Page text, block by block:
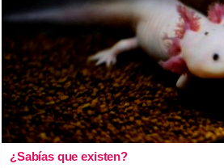
¿Sabías que existen?